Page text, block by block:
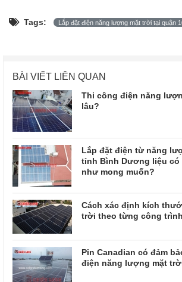
Tags: Lắp đặt điện năng lượng mặt trời tại quận
BÀI VIẾT LIÊN QUAN
Thi công điện năng
lâu?
Lắp đặt điện từ năng
tỉnh Bình Dương liệu
như mong muốn?
Cách xác định kích
trời theo từng công trình
Pin Canadian có đảm
điện năng lượng mặt